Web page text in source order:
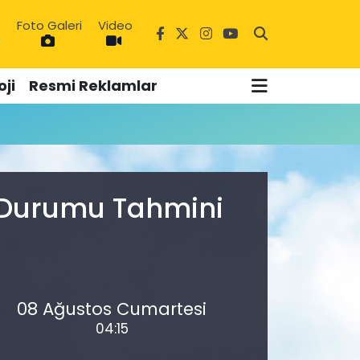
Foto Galeri Video
Resmi Reklamlar
Tahmini
08 Ağustos Cumartesi
04:15